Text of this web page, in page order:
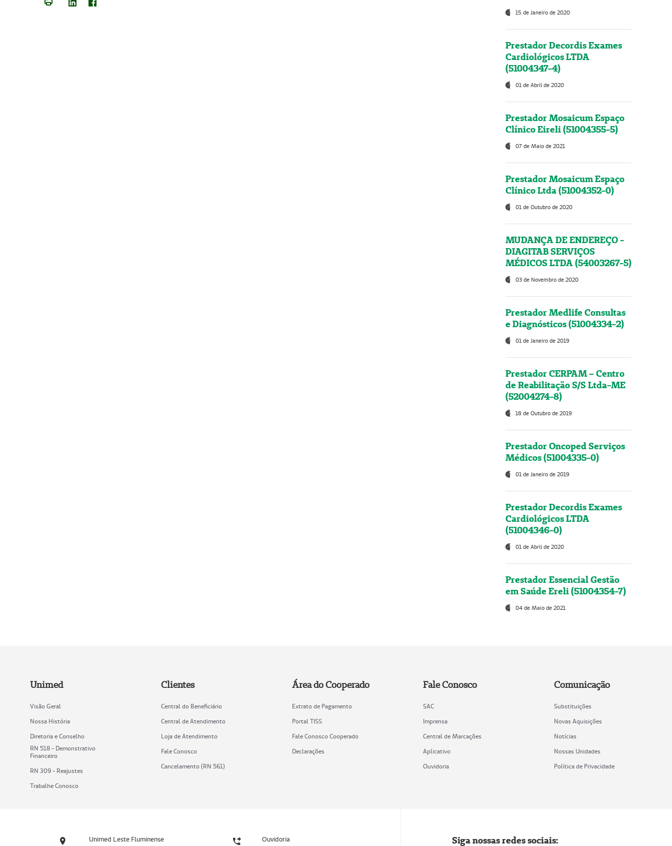
15 de Janeiro de 2020
Prestador Decordis Exames
Cardiológicos LTDA
(51004347-4)
01 de Abril de 2020
Prestador Mosaicum Espaço
Clínico Eireli (51004355-5)
07 de Maio de 2021
Prestador Mosaicum Espaço
Clínico Ltda (51004352-0)
01 de Outubro de 2020
MUDANÇA DE ENDEREÇO -
DIAGITAB SERVIÇOS
MÉDICOS LTDA (54003267-5)
03 de Novembro de 2020
Prestador Medlife Consultas
e Diagnósticos (51004334-2)
01 de Janeiro de 2019
Prestador CERPAM – Centro
de Reabilitação S/S Ltda-ME
(52004274-8)
18 de Outubro de 2019
Prestador Oncoped Serviços
Médicos (51004335-0)
01 de Janeiro de 2019
Prestador Decordis Exames
Cardiológicos LTDA
(51004346-0)
01 de Abril de 2020
Prestador Essencial Gestão
em Saúde Ereli (51004354-7)
04 de Maio de 2021
Unimed
Visão Geral
Nossa História
Diretoria e Conselho
RN 518 - Demonstrativo
Financeiro
RN 309 - Reajustes
Trabalhe Conosco
Clientes
Central do Beneficiário
Central de Atendimento
Loja de Atendimento
Fale Conosco
Cancelamento (RN 561)
Área do Cooperado
Extrato de Pagamento
Portal TISS
Fale Conosco Cooperado
Declarações
Fale Conosco
SAC
Imprensa
Central de Marcações
Aplicativo
Ouvidoria
Comunicação
Substituições
Novas Aquisições
Notícias
Nossas Unidades
Política de Privacidade
Unimed Leste Fluminense Ouvidoria Siga nossas redes sociais: